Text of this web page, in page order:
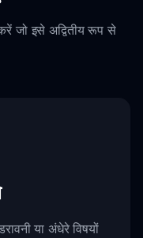
जो इसे अद्वितीय रूप से
या अंधेरे विषयों